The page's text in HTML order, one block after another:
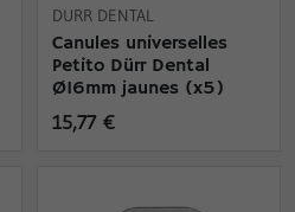
DURR DENTAL
Canules universelles
Petito Dürr Dental
Ø16mm jaunes (x5)
15,77 €